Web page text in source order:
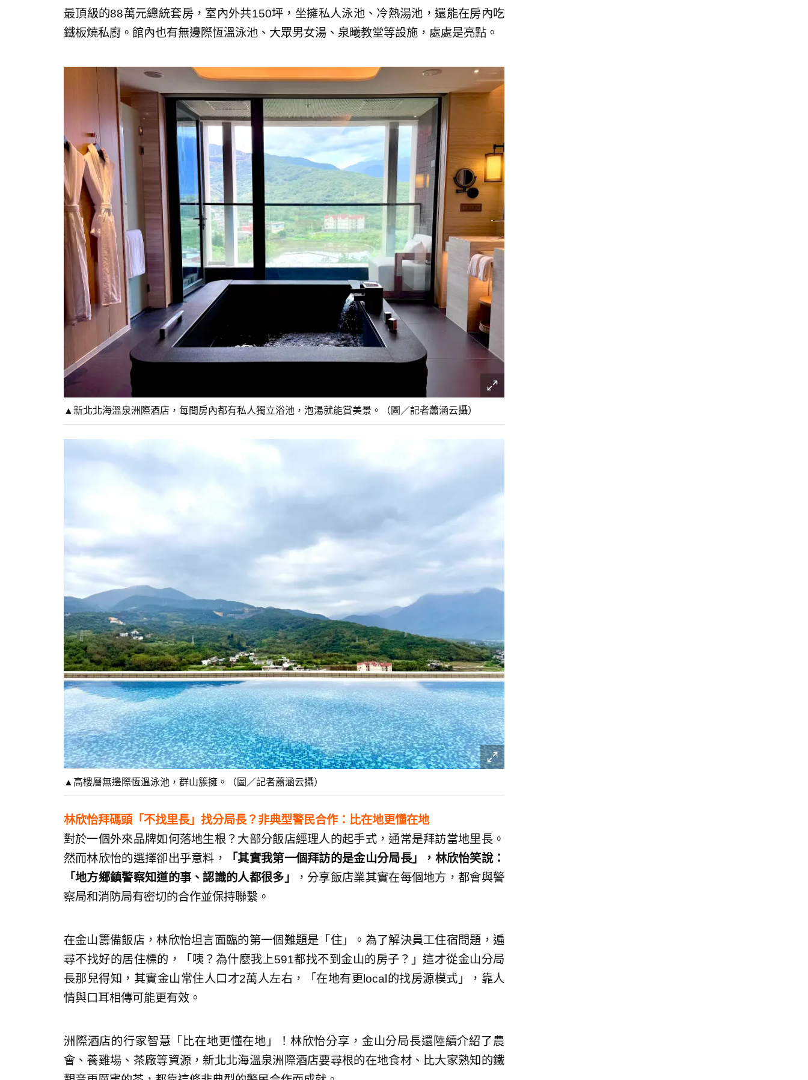
最頂級的88萬元總統套房，室內外共150坪，坐擁私人泳池、冷熱湯池，還能在房內吃
鐵板燒私廚。館內也有無邊際恆溫泳池、大眾男女湯、泉曦教堂等設施，處處是亮點。
▲新北北海溫泉洲際酒店，每間房內都有私人獨立浴池，泡湯就能賞美景。（圖／記者蕭涵云攝）
▲高樓層無邊際恆溫泳池，群山簇擁。（圖／記者蕭涵云攝）
林欣怡拜碼頭「不找里長」找分局長？非典型警民合作：比在地更懂在地
對於一個外來品牌如何落地生根？大部分飯店經理人的起手式，通常是拜訪當地里長。
然而林欣怡的選擇卻出乎意料，
「其實我第一個拜訪的是金山分局長」，林欣怡笑說：
「地方鄉鎮警察知道的事、認識的人都很多」
，分享飯店業其實在每個地方，都會與警
察局和消防局有密切的合作並保持聯繫。
在金山籌備飯店，林欣怡坦言面臨的第一個難題是「住」。為了解決員工住宿問題，遍
尋不找好的居住標的，「咦？為什麼我上591都找不到金山的房子？」這才從金山分局
長那兒得知，其實金山常住人口才2萬人左右，「在地有更local的找房源模式」，靠人
情與口耳相傳可能更有效。
洲際酒店的行家智慧「比在地更懂在地」！林欣怡分享，金山分局長還陸續介紹了農
會、養雞場、茶廠等資源，新北北海溫泉洲際酒店要尋根的在地食材、比大家熟知的鐵